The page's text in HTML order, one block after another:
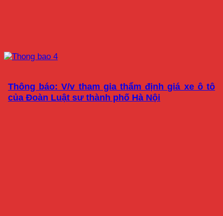
Thông báo: V/v tham gia thẩm định giá xe ô tô
của Đoàn Luật sư thành phố Hà Nội